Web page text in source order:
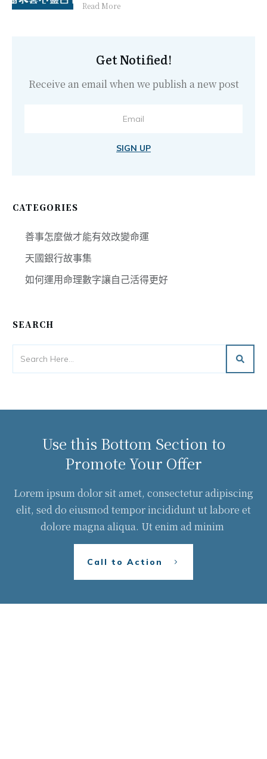
​Read More
Get Notified!
Receive an email when we publish a new post
SIGN UP
CATEGORIES
善事怎麼做才能有效改變命運
天國銀行故事集
如何運用命理數字讓自己活得更好
SEARCH
Use this Bottom Section to
Promote Your Offer
Lorem ipsum dolor sit amet, consectetur adipiscing
elit, sed do eiusmod tempor incididunt ut labore et
dolore magna aliqua. Ut enim ad minim
Call to Action